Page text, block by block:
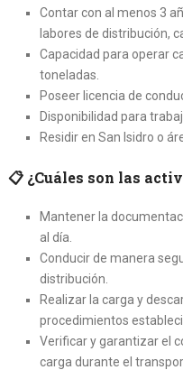
Contar con al menos 3
labores de distribución,
Capacidad para operar
toneladas.
Poseer licencia de
Disponibilidad para
Residir en San Isidro o
📋 ¿Cuáles son las
Mantener la
al día.
Conducir de manera
distribución.
Realizar la carga y
procedimientos
Verificar y garantizar el
carga durante el